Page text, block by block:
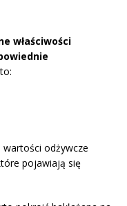
właściwości
odżywcze
pojawiają się